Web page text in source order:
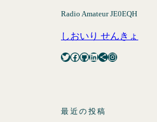
Radio Amateur JE0EQH
しおいり せんきょ
Twitter Facebook GitHub LinkedIn Share Icon Instagram
最近の投稿